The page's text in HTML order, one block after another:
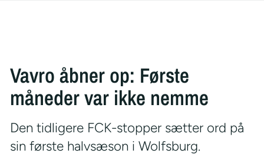
Vavro åbner op: Første
måneder var ikke nemme
Den tidligere FCK-stopper sætter ord på
sin første halvsæson i Wolfsburg.